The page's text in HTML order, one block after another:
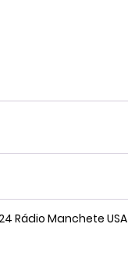
Rádio Manchete USA